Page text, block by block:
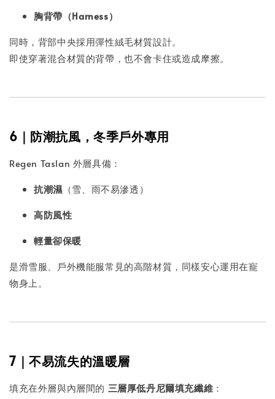
胸背帶（Harness）
同時，背部中央採用彈性絨毛材質設計。
即使穿著混合材質的背帶，也不會卡住或造成摩擦。
6｜防潮抗風，冬季戶外專用
Regen Taslan 外層具備：
抗潮濕（雪、雨不易滲透）
高防風性
輕量卻保暖
是滑雪服、戶外機能服常見的高階材質，同樣安心運用在寵
物身上。
7｜不易流失的溫暖層
填充在外層與內層間的 三層厚低丹尼爾填充纖維 ：